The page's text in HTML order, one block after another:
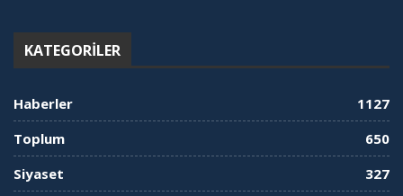
KATEGORILER
Haberler
1127
Toplum
650
Siyaset
327